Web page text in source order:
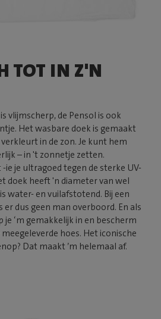
TOT IN Z'N
vlijmscherp, de Pensol is ook
Het wasbare doek is gemaakt
in de zon. Je kunt hem
– in 't zonnetje zetten.
ie je ultragoed tegen de sterke UV-
doek heeft 'n diameter van wel
water- en vuilafstotend. Bij een
dus geen man overboord. En als
je ‘m gemakkelijk in en bescherm
hoes. Het iconische
Dat maakt ’m helemaal af.